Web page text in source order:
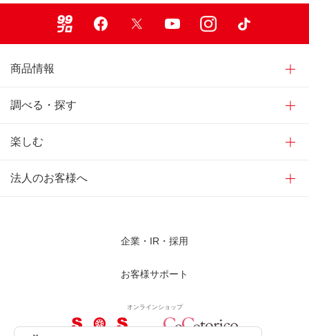
商品情報
調べる・探す
楽しむ
法人のお客様へ
企業・IR・採用
お客様サポート
オンラインショップ